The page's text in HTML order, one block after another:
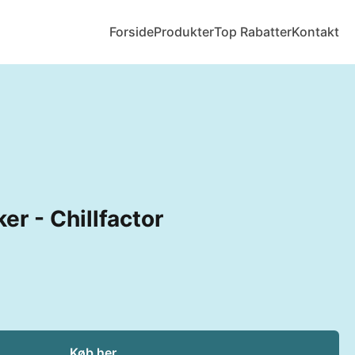
ForsideProdukterTop RabatterKontakt
- Chillfactor